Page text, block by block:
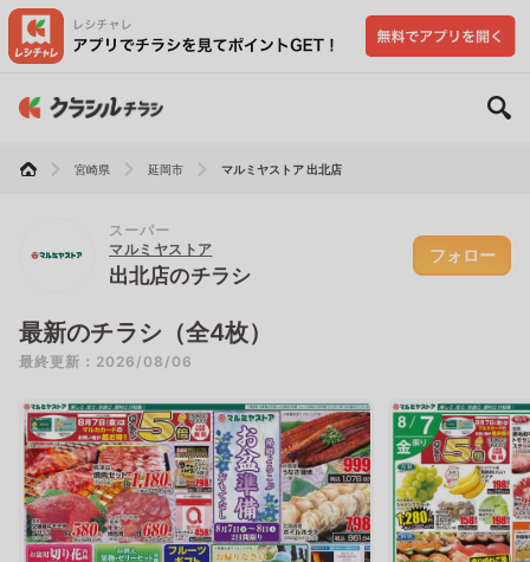
宮崎県 延岡市 マルミヤストア 出北店
スーパー
マルミヤストア
出北店のチラシ
フォロー
最新のチラシ（全4枚）
最終更新：2026/08/06